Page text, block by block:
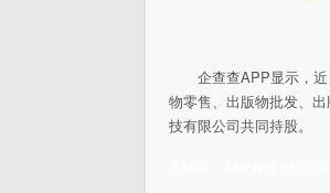
企查查APP显示，
物零售、出版物批发、
技有限公司共同持股。